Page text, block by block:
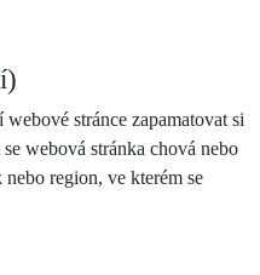
stránce zapamatovat si
webová stránka chová nebo
region, ve kterém se